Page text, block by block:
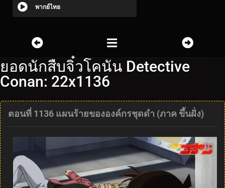
พากย์ไทย
ยอดนักสืบจิ๋วโคนัน Detective
Conan: 22x1136
ตอนที่ 1136 แผนร้ายขององค์กรชุดดำ (ภาค ขึ้นฝั่ง)